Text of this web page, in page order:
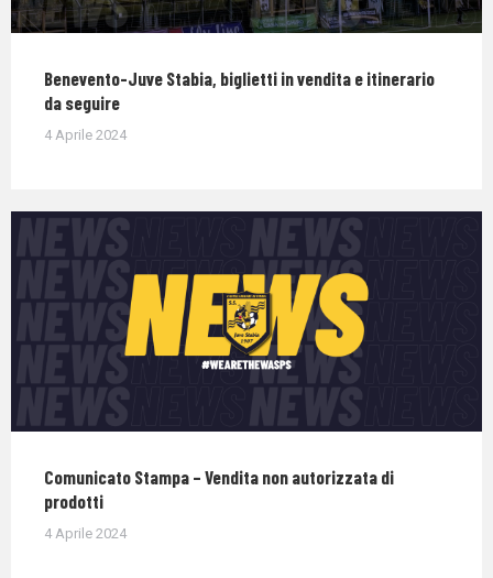
Benevento-Juve Stabia, biglietti in vendita e itinerario
da seguire
4 Aprile 2024
Comunicato Stampa – Vendita non autorizzata di
prodotti
4 Aprile 2024